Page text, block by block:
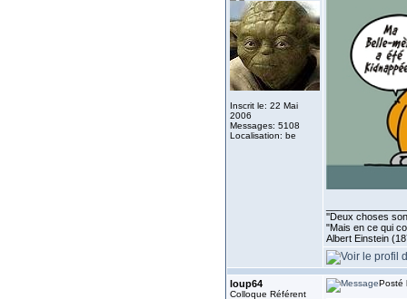
Inscrit le: 22 Mai
2006
Messages: 5108
Localisation: be
''Deux choses
"Mais en ce qui
Albert Einstein
loup64
Colloque Référent
Posté